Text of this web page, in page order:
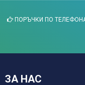
ПОРЪЧКИ ПО
ЗА НАС